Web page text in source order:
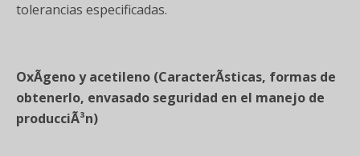
tolerancias especificadas.
OxÃ­geno y acetileno (CaracterÃ­sticas, formas de
obtenerlo, envasado seguridad en el manejo de
producciÃ³n)